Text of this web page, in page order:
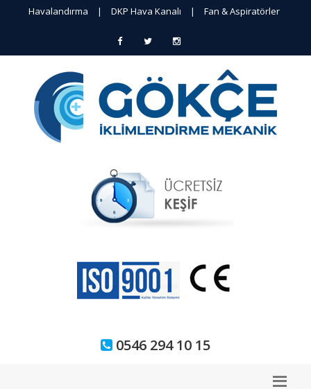
Havalandırma | DKP Hava Kanalı | Fan & Aspiratörler
0546 294 10 15